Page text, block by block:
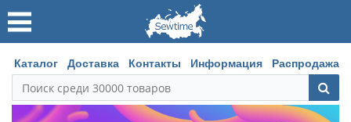
Каталог Доставка Контакты Информация Распродажа